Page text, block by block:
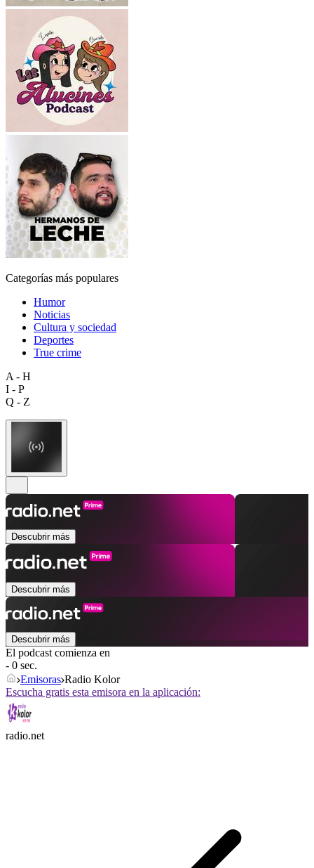
Categorías más populares
Humor
Noticias
Cultura y sociedad
Deportes
True crime
A - H
I - P
Q - Z
Descubrir más
Descubrir más
Descubrir más
El podcast comienza en
- 0 sec.
Emisoras Radio Kolor
Escucha gratis esta emisora en la aplicación:
radio.net